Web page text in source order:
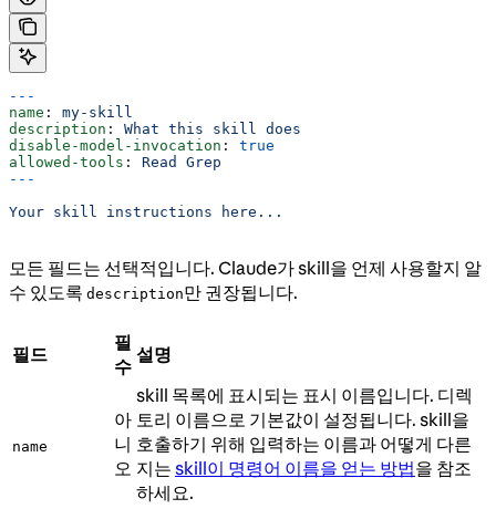
---
name : my-skill
description : What this skill does
disable-model-invocation : true
allowed-tools : Read Grep
---
Your skill instructions here...
모든 필드는 선택적입니다. Claude가 skill을 언제 사용할지 알
수 있도록 description만 권장됩니다.
필드
필
수
설명
name
아
니
오
skill 목록에 표시되는 표시 이름입니다. 디렉
토리 이름으로 기본값이 설정됩니다. skill을
호출하기 위해 입력하는 이름과 어떻게 다른
지는 skill이 명령어 이름을 얻는 방법을 참조
하세요.